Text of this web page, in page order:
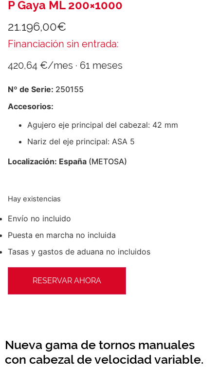
P Gaya ML 200×1000
21.196,00€
Financiación sin entrada:
420,64 €/mes · 61 meses
Nº de Serie: 250155
Accesorios:
Agujero eje principal del cabezal: 42 mm
Nariz del eje principal: ASA 5
Localización: España (METOSA)
Hay existencias
Envío no incluido
Puesta en marcha no incluida
Tasas y gastos de aduana no incluidos
RESERVAR AHORA
Nueva gama de tornos manuales
con cabezal de velocidad variable.